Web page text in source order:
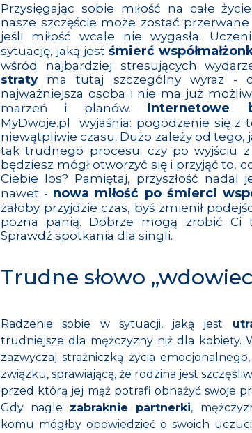
Przysięgając sobie miłość na całe
nasze szczęście może zostać
jeśli miłość wcale nie wygasła.
sytuację, jaką jest śmierć
wśród najbardziej stresujących
stratyma tutaj szczególny wyraz -
najważniejsza osoba i nie ma już
marzeń i planów. Internetowe
MyDwoje.pl wyjaśnia: pogodzenie się z
niewątpliwie czasu. Dużo zależy od tego,
tak trudnego procesu: czy po wyjściu z
będziesz mógł otworzyć się i przyjąć to,
Ciebie los? Pamiętaj, przyszłość nadal
nawet - nowa miłość po śmierci
żałoby przyjdzie czas, byś zmienił
pozna panią. Dobrze mogą zrobić Ci
Sprawdź spotkania dla singli.
Trudne słowo
Radzenie sobie w sytuacji, jaką jest
trudniejsze dla mężczyzny niż dla kobiety.
zazwyczaj strażniczką życia
związku, sprawiającą, że rodzina jest
przed którą jej mąż potrafi obnażyć swoje
Gdy nagle zabraknie partnerki,
komu mógłby opowiedzieć o swoich